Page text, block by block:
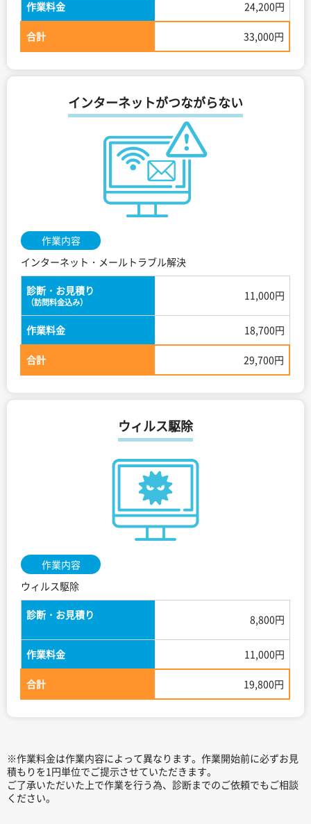
作業料金 24,200円
合計 33,000円
インターネットがつながらない
作業内容
インターネット・メールトラブル解決
診断・お見積り
（訪問料金込み）
11,000円
作業料金 18,700円
合計 29,700円
ウィルス駆除
作業内容
ウィルス駆除
診断・お見積り 8,800円
作業料金 11,000円
合計 19,800円
※作業料金は作業内容によって異なります。作業開始前に必ずお見
積もりを1円単位でご提示させていただきます。
ご了承いただいた上で作業を行う為、診断までのご依頼でもご相談
ください。